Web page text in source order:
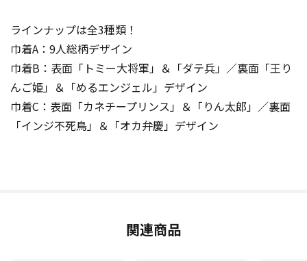
ラインナップは全3種類！
巾着A：9人総柄デザイン
巾着B：表面「トミー大将軍」＆「ダテ兵」／裏面「王り
んご姫」＆「めるエンジェル」デザイン
巾着C：表面「カネチープリンス」＆「りん太郎」／裏面
「インジ不死鳥」＆「オカ弁慶」デザイン
関連商品